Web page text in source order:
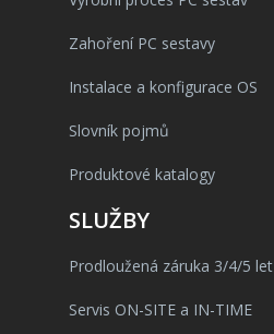
Zahoření PC sestavy
Instalace a konfigurace OS
Slovník pojmů
Produktové katalogy
SLUŽBY
Prodloužená záruka 3/4/5 let
Servis ON-SITE a IN-TIME